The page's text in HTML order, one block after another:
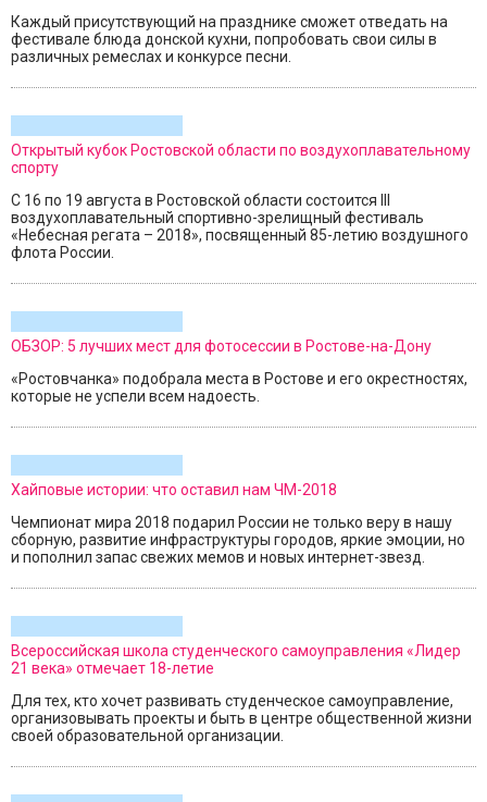
Каждый присутствующий на празднике сможет отведать на
фестивале блюда донской кухни, попробовать свои силы в
различных ремеслах и конкурсе песни.
Открытый кубок Ростовской области по воздухоплавательному
спорту
С 16 по 19 августа в Ростовской области состоится III
воздухоплавательный спортивно-зрелищный фестиваль
«Небесная регата – 2018», посвященный 85-летию воздушного
флота России.
ОБЗОР: 5 лучших мест для фотосессии в Ростове-на-Дону
«Ростовчанка» подобрала места в Ростове и его окрестностях,
которые не успели всем надоесть.
Хайповые истории: что оставил нам ЧМ-2018
Чемпионат мира 2018 подарил России не только веру в нашу
сборную, развитие инфраструктуры городов, яркие эмоции, но
и пополнил запас свежих мемов и новых интернет-звезд.
Всероссийская школа студенческого самоуправления «Лидер
21 века» отмечает 18-летие
Для тех, кто хочет развивать студенческое самоуправление,
организовывать проекты и быть в центре общественной жизни
своей образовательной организации.